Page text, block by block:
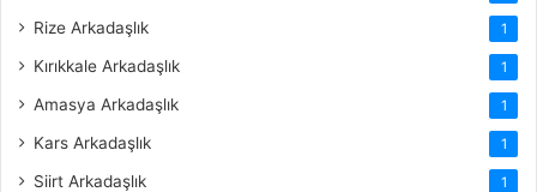
Rize Arkadaşlık 1
Kırıkkale Arkadaşlık 1
Amasya Arkadaşlık 1
Kars Arkadaşlık 1
Siirt Arkadaşlık 1